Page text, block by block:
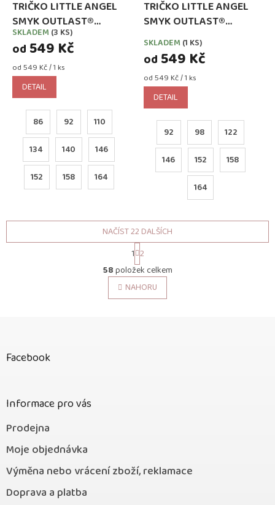
TRIČKO LITTLE ANGEL
SMYK OUTLAST®
DLOUHÝ RUKÁV -
ŠVESTKOVÉ
Průměrné
hodnocení
je
hvězdiček.
SKLADEM (3 KS)
od 549 Kč
Měrná
cena:
od 549 Kč / 1 ks
DETAIL
86 92 110
134 140 146
152 158 164
TRIČKO LITTLE ANGEL
SMYK OUTLAST®
DLOUHÝ RUKÁV - TMAVĚ
ŠEDÝ MELÍR
SKLADEM (1 KS)
od 549 Kč
Měrná
cena:
od 549 Kč / 1 ks
DETAIL
92 98 122
146 152 158
164
O
v
l
á
s
u
NAČÍST 22 DALŠÍCH
S
t
r
á
n
k
1 2
58položek celkem
NAHORU
Facebook
Informace pro vás
Prodejna
Moje objednávka
Výměna nebo vrácení zboží, reklamace
Doprava a platba